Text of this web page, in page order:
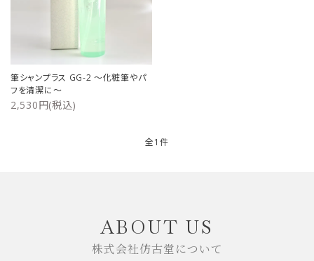
プライバシーポリシー
特定商取引法について
筆シャンプラス GG-2 ～化粧筆やパ
フを清潔に～
2,530円(税込)
全1件
ABOUT US
株式会社仿古堂について